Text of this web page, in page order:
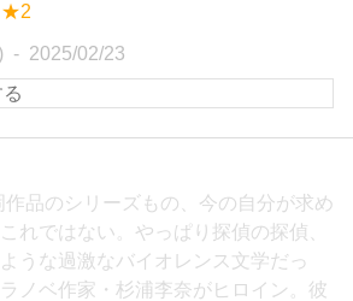
★2
2025/02/23
作品のシリーズもの、今の自分が求め
れではない。やっぱり探偵の探偵、
うな過激なバイオレンス文学だっ
ノベ作家・杉浦李奈がヒロイン。彼